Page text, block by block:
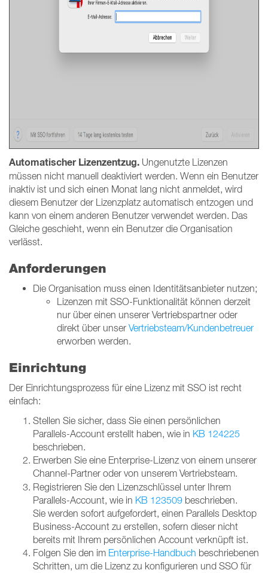
Automatischer Lizenzentzug. Ungenutzte Lizenzen
müssen nicht manuell deaktiviert werden. Wenn ein Benutzer
inaktiv ist und sich einen Monat lang nicht anmeldet, wird
diesem Benutzer der Lizenzplatz automatisch entzogen und
kann von einem anderen Benutzer verwendet werden. Das
Gleiche geschieht, wenn ein Benutzer die Organisation
verlässt.
Anforderungen
Die Organisation muss einen Identitätsanbieter nutzen;
Lizenzen mit SSO-Funktionalität können derzeit
nur über einen unserer Vertriebspartner oder
direkt über unser Vertriebsteam/Kundenbetreuer
erworben werden.
Einrichtung
Der Einrichtungsprozess für eine Lizenz mit SSO ist recht
einfach:
Stellen Sie sicher, dass Sie einen persönlichen
Parallels-Account erstellt haben, wie in KB 124225
beschrieben.
Erwerben Sie eine Enterprise-Lizenz von einem unserer
Channel-Partner oder von unserem Vertriebsteam.
Registrieren Sie den Lizenzschlüssel unter Ihrem
Parallels-Account, wie in KB 123509 beschrieben.
Sie werden sofort aufgefordert, einen Parallels Desktop
Business-Account zu erstellen, sofern dieser nicht
bereits mit Ihrem persönlichen Account verknüpft ist.
Folgen Sie den im Enterprise-Handbuch beschriebenen
Schritten, um die Lizenz zu konfigurieren und SSO für